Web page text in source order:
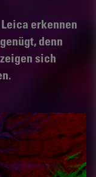
erkennen
denn
sich